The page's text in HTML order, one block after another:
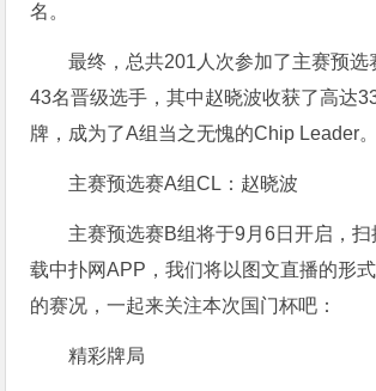
名。
最终，总共201人次参加了主赛预选
43名晋级选手，其中赵晓波收获了高达
牌，成为了A组当之无愧的Chip Leader。
主赛预选赛A组CL：赵晓波
主赛预选赛B组将于9月6日开启，
载中扑网APP，我们将以图文直播的形
的赛况，一起来关注本次国门杯吧：
精彩牌局